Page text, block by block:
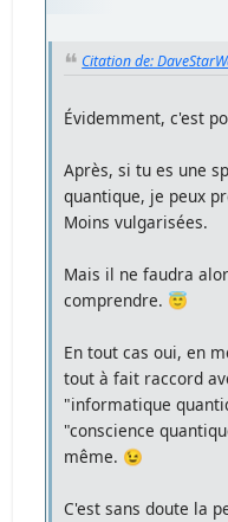
Citation de:
Évidemment, c'est
Après, si tu es une
quantique, je peux
Moins vulgarisées.
Mais il ne faudra
comprendre. 😇
En tout cas oui, en
tout à fait raccord
"informatique
"conscience
même. 😉
C'est sans doute la